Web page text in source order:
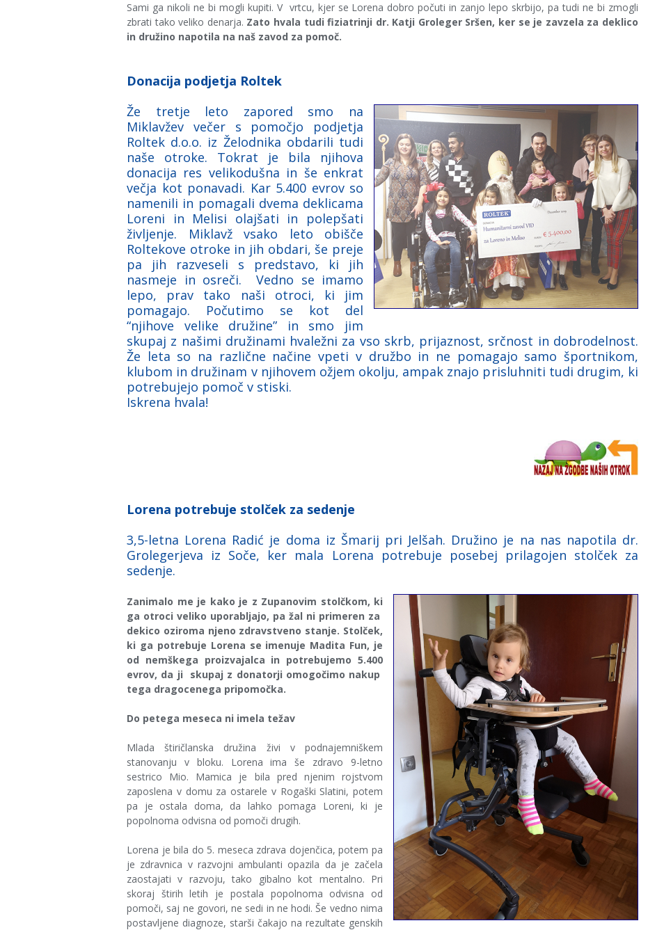
Sami ga nikoli ne bi mogli kupiti. V vrtcu, kjer se Lorena dobro počuti in zanjo lepo skrbijo, pa tudi ne bi zmogli
zbrati tako veliko denarja. Zato hvala tudi fiziatrinji dr. Katji Groleger Sršen, ker se je zavzela za deklico
in družino napotila na naš zavod za pomoč.
Donacija podjetja Roltek
Že tretje leto zapored smo na
Miklavžev večer s pomočjo podjetja
Roltek d.o.o. iz Želodnika obdarili tudi
naše otroke. Tokrat je bila njihova
donacija res velikodušna in še enkrat
večja kot ponavadi. Kar 5.400 evrov so
namenili in pomagali dvema deklicama
Loreni in Melisi olajšati in polepšati
življenje. Miklavž vsako leto obišče
Roltekove otroke in jih obdari, še preje
pa jih razveseli s predstavo, ki jih
nasmeje in osreči. Vedno se imamo
lepo, prav tako naši otroci, ki jim
pomagajo. Počutimo se kot del
“njihove velike družine” in smo jim
skupaj z našimi družinami hvaležni za vso skrb, prijaznost, srčnost in dobrodelnost.
Že leta so na različne načine vpeti v družbo in ne pomagajo samo športnikom,
klubom in družinam v njihovem ožjem okolju, ampak znajo prisluhniti tudi drugim, ki
potrebujejo pomoč v stiski.
Iskrena hvala!
Lorena potrebuje stolček za sedenje
3,5-letna Lorena Radić je doma iz Šmarij pri Jelšah. Družino je na nas napotila dr.
Grolegerjeva iz Soče, ker mala Lorena potrebuje posebej prilagojen stolček za
sedenje.
Zanimalo me je kako je z Zupanovim stolčkom, ki
ga otroci veliko uporabljajo, pa žal ni primeren za
dekico oziroma njeno zdravstveno stanje. Stolček,
ki ga potrebuje Lorena se imenuje Madita Fun, je
od nemškega proizvajalca in potrebujemo 5.400
evrov, da ji
skupaj z donatorji omogočimo nakup
tega dragocenega pripomočka.
Do petega meseca ni imela težav
Mlada štiričlanska družina živi v podnajemniškem
stanovanju v bloku. Lorena ima še zdravo 9-letno
sestrico Mio. Mamica je bila pred njenim rojstvom
zaposlena v domu za ostarele v Rogaški Slatini, potem
pa je ostala doma, da lahko pomaga Loreni, ki je
popolnoma odvisna od pomoči drugih.
Lorena je bila do 5. meseca zdrava dojenčica, potem pa
je zdravnica v razvojni ambulanti opazila da je začela
zaostajati v razvoju, tako gibalno kot mentalno. Pri
skoraj štirih letih je postala popolnoma odvisna od
pomoči, saj ne govori, ne sedi in ne hodi. Še vedno nima
postavljene diagnoze, starši čakajo na rezultate genskih